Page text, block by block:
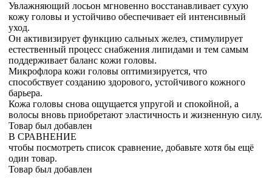
Увлажняющий лосьон мгновенно восстанавливает сухую
кожу головы и устойчиво обеспечивает ей интенсивный
уход.
Он активизирует функцию сальных желез, стимулирует
естественный процесс снабжения липидами и тем самым
поддерживает баланс кожи головы.
Микрофлора кожи головы оптимизируется, что
способствует созданию здорового, устойчивого кожного
барьера.
Кожа головы снова ощущается упругой и спокойной, а
волосы вновь приобретают эластичность и жизненную силу.
Товар был добавлен
В СРАВНЕНИЕ
чтобы посмотреть список сравнение, добавьте хотя бы ещё
один товар.
Товар был добавлен